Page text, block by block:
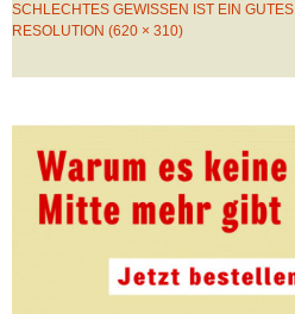
SCHLECHTES GEWISSEN IST EIN
RESOLUTION (620 × 310)